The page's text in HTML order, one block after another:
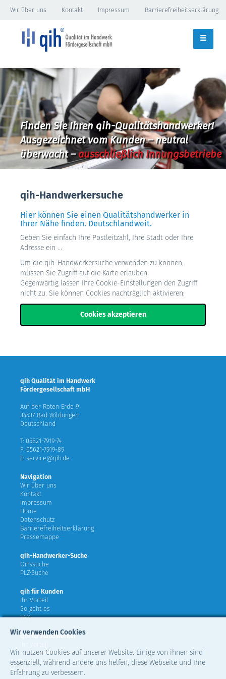
Wir verwenden Cookies
Wir nutzen Cookies auf unserer Website. Einige von ihnen sind
essenziell, während andere uns helfen, diese Webseite und Ihre
Erfahrung zu verbessern.
Wir über uns Kontakt Impressum Barrierefreiheitserklärung
Finden Sie Ihren qih-Qualitätshandwerker!
Ausgezeichnet vom Kunden – neutral
überwacht –ausschließlich Innungsbetriebe
qih-Handwerkersuche
Hier können Sie einen Qualitätshandwerker in
Ihrer Nähe finden. Deutschlandweit.
Geben Sie einfach Ihre Postleitzahl, Ihre Stadt oder Ihre
Adresse ein ...
Um die qih-Handwerkersuche verwenden zu können,
müssen Sie Zugriff auf die Karte erlauben.
Gegenwärtig lassen Ihre Cookie-Einstellungen den Zugriff
nicht zu. Sie können Cookies nachträglich aktivieren:
Cookies akzeptieren
qih Qualität im Handwerk
Fördergesellschaft mbH
Auf der Roten Erde 9
34537 Bad Wildungen
Deutschland
T: 05621-7919-74
F: 05621-7919-89
E: service@qih.de
Navigation
Wir über uns
Kontakt
Impressum
Home
Datenschutz
Barrierefreiheitserklärung
Pressemappe
qih-Handwerker-Suche
Ortssuche
PLZ-Suche
qih für Kunden
Ihr Vorteil
So geht es
FAQ
qih für Handwerker
teilnehmende Verbände
Mitglied werden
FAQ